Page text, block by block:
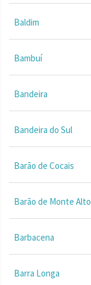
Baldim
Bambuí
Bandeira
Bandeira do Sul
Barão de Cocais
Barão de Monte Alto
Barbacena
Barra Longa